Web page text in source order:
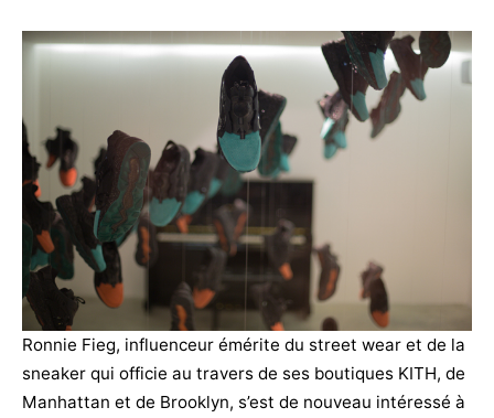
Ronnie Fieg, influenceur émérite du street wear et de la
sneaker qui officie au travers de ses boutiques KITH, de
Manhattan et de Brooklyn, s’est de nouveau intéressé à